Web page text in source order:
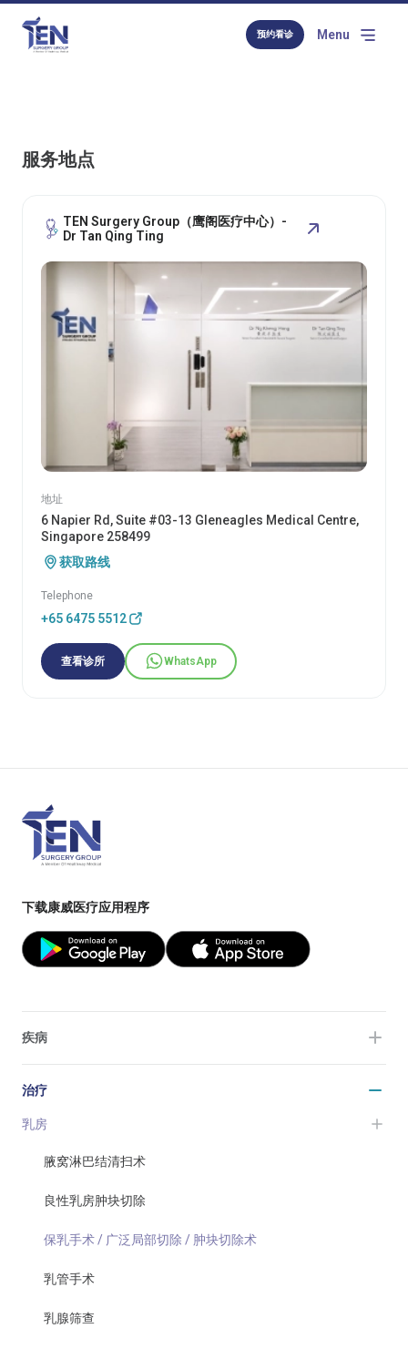
预约看诊 Menu
服务地点
TEN Surgery Group（鹰阁医疗中心）-
Dr Tan Qing Ting
地址
6 Napier Rd, Suite #03-13 Gleneagles Medical Centre,
Singapore 258499
获取路线
Telephone
+65 6475 5512
查看诊所 WhatsApp
下载康威医疗应用程序
疾病
治疗
乳房
腋窝淋巴结清扫术
良性乳房肿块切除
保乳手术 / 广泛局部切除 / 肿块切除术
乳管手术
乳腺筛查